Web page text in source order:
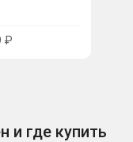
₽
и где купить